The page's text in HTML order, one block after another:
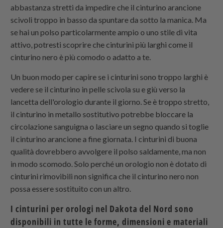
abbastanza stretti da impedire che il cinturino arancione
scivoli troppo in basso da spuntare da sotto la manica. Ma
se hai un polso particolarmente ampio o uno stile di vita
attivo, potresti scoprire che cinturini più larghi come il
cinturino nero è più comodo o adatto a te.
Un buon modo per capire se i cinturini sono troppo larghi è
vedere se il cinturino in pelle scivola su e giù verso la
lancetta dell'orologio durante il giorno. Se è troppo stretto,
il cinturino in metallo sostitutivo potrebbe bloccare la
circolazione sanguigna o lasciare un segno quando si toglie
il cinturino arancione a fine giornata. I cinturini di buona
qualità dovrebbero avvolgere il polso saldamente, ma non
in modo scomodo. Solo perché un orologio non è dotato di
cinturini rimovibili non significa che il cinturino nero non
possa essere sostituito con un altro.
I cinturini per orologi nel Dakota del Nord sono
disponibili in tutte le forme, dimensioni e materiali